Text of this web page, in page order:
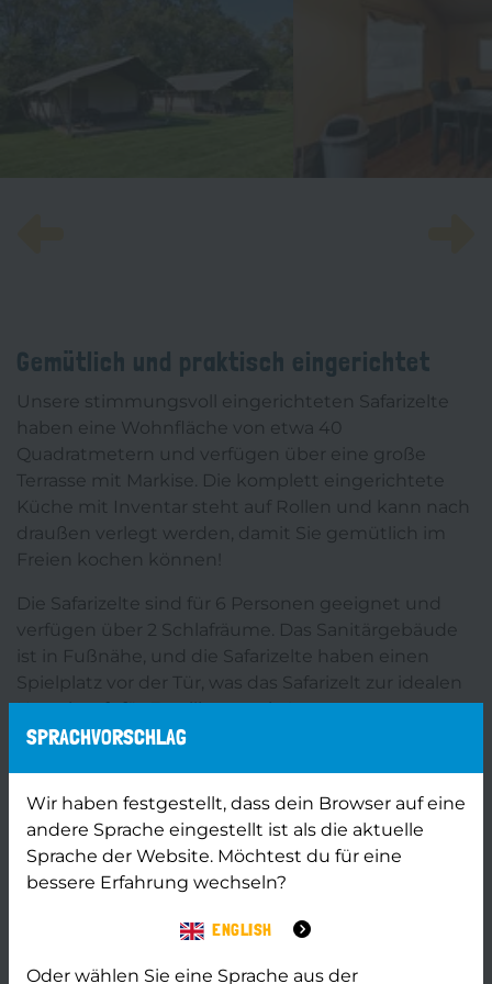
Gemütlich und praktisch eingerichtet
Unsere stimmungsvoll eingerichteten Safarizelte
haben eine Wohnfläche von etwa 40
Quadratmetern und verfügen über eine große
Terrasse mit Markise. Die komplett eingerichtete
Küche mit Inventar steht auf Rollen und kann nach
draußen verlegt werden, damit Sie gemütlich im
Freien kochen können!
Die Safarizelte sind für 6 Personen geeignet und
verfügen über 2 Schlafräume. Das Sanitärgebäude
ist in Fußnähe, und die Safarizelte haben einen
Spielplatz vor der Tür, was das Safarizelt zur idealen
Unterkunft für Familien macht!
Auf der Suche nach noch mehr Luxus? Entscheiden
Sie sich für ein safarizelt mit sanitäranlagen!
Actie Dreumesweken
met jonge kinderen die buiten het hoogseizoen op
SPRACHVORSCHLAG
Wir haben festgestellt, dass dein Browser auf eine
andere Sprache eingestellt ist als die aktuelle
Sprache der Website. Möchtest du für eine
bessere Erfahrung wechseln?
ENGLISH
Oder wählen Sie eine Sprache aus der